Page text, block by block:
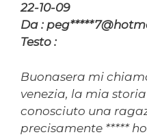
22-10-09
Da :
Testo :
Buonasera mi
venezia, la mia
conosciuto una
precisamente *****